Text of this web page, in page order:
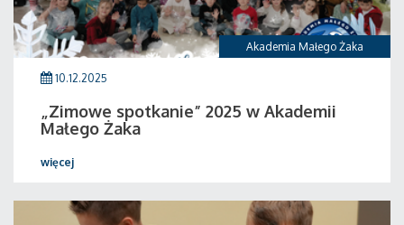
Akademia Małego Żaka
10.12.2025
„Zimowe spotkanie” 2025 w Akademii
Małego Żaka
więcej